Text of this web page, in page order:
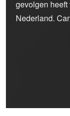
gevolgen
Nederland.